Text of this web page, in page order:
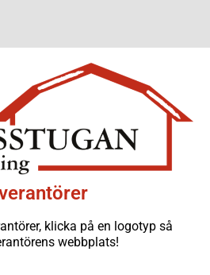
klicka på en logotyp så
webbplats!